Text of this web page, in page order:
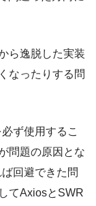
ら逸脱した実装
なったりする問
ず使用するこ
問題の原因とな
回避できた問
てAxiosとSWR